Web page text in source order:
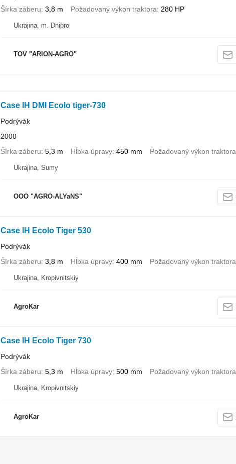
Šírka záberu 3,8 m Požadovaný výkon traktora 280 HP
Ukrajina, m. Dnipro
TOV "ARION-AGRO"
Case IH DMI Ecolo tiger-730
Podrývák
2008
Šírka záberu 5,3 m Hĺbka úpravy 450 mm Požadovaný výkon traktora
Ukrajina, Sumy
OOO "AGRO-ALYaNS"
Case IH Ecolo Tiger 530
Podrývák
Šírka záberu 3,8 m Hĺbka úpravy 400 mm Požadovaný výkon traktora
Ukrajina, Kropivnitskiy
AgroKar
Case IH Ecolo Tiger 730
Podrývák
Šírka záberu 5,3 m Hĺbka úpravy 500 mm Požadovaný výkon traktora
Ukrajina, Kropivnitskiy
AgroKar